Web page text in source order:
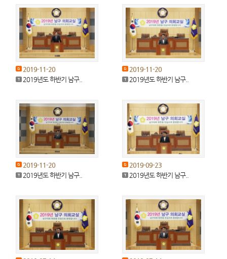
2019-11-20
2019년도 하반기 남구..
2019-11-20
2019년도 하반기 남구..
2019-11-20
2019년도 하반기 남구..
2019-09-23
2019년도 하반기 남구..